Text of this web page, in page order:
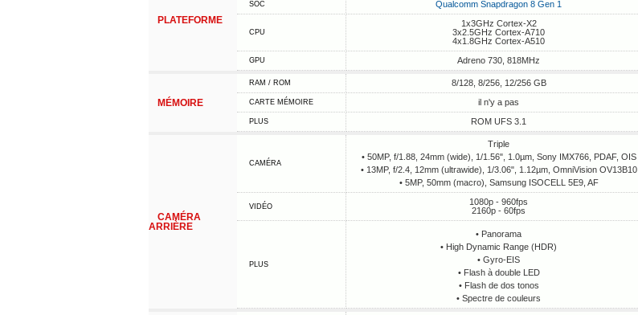
PLATEFORME
SOC Qualcomm Snapdragon 8 Gen 1
CPU
1x3GHz Cortex-X2
3x2.5GHz Cortex-A710
4x1.8GHz Cortex-A510
GPU Adreno 730, 818MHz
MÉMOIRE
RAM / ROM 8/128, 8/256, 12/256 GB
CARTE MÉMOIRE il n'y a pas
PLUS ROM UFS 3.1
CAMÉRA
ARRIÈRE
CAMÉRA
Triple
• 50MP, f/1.88, 24mm (wide), 1/1.56", 1.0µm, Sony IMX766, PDAF, OIS
• 13MP, f/2.4, 12mm (ultrawide), 1/3.06", 1.12µm, OmniVision OV13B10
• 5MP, 50mm (macro), Samsung ISOCELL 5E9, AF
VIDÉO
1080p - 960fps
2160p - 60fps
PLUS
• Panorama
• High Dynamic Range (HDR)
• Gyro-EIS
• Flash à double LED
• Flash de dos tonos
• Spectre de couleurs